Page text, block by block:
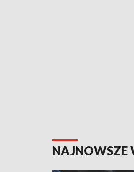
NAJNOWSZE